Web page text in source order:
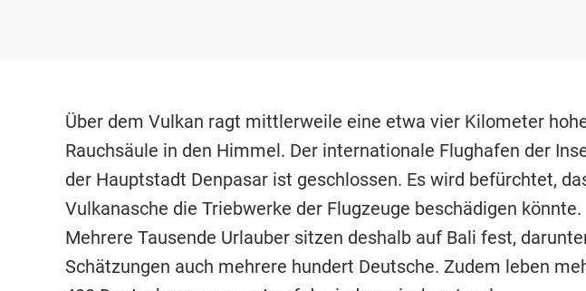
Über dem Vulkan ragt mittlerweile eine etwa vier Kilometer
Rauchsäule in den Himmel. Der internationale Flughafen der
der Hauptstadt Denpasar ist geschlossen. Es wird befürchtet,
Vulkanasche die Triebwerke der Flugzeuge beschädigen könnte.
Mehrere Tausende Urlauber sitzen deshalb auf Bali fest,
Schätzungen auch mehrere hundert Deutsche. Zudem leben